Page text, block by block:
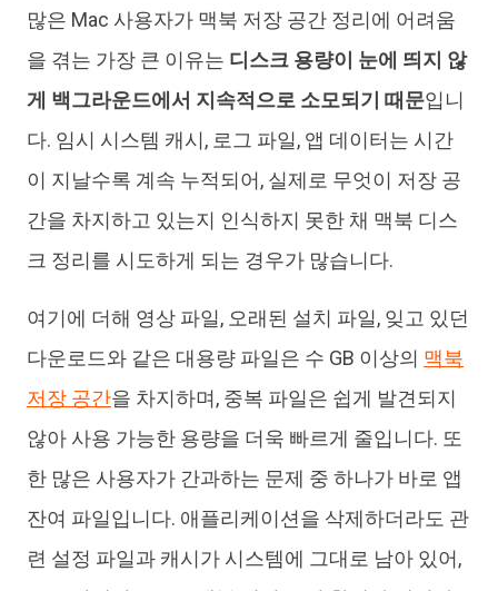
많은 Mac 사용자가 맥북 저장 공간 정리에 어려움
을 겪는 가장 큰 이유는 디스크 용량이 눈에 띄지 않
게 백그라운드에서 지속적으로 소모되기 때문입니
다. 임시 시스템 캐시, 로그 파일, 앱 데이터는 시간
이 지날수록 계속 누적되어, 실제로 무엇이 저장 공
간을 차지하고 있는지 인식하지 못한 채 맥북 디스
크 정리를 시도하게 되는 경우가 많습니다.
여기에 더해 영상 파일, 오래된 설치 파일, 잊고 있던
다운로드와 같은 대용량 파일은 수 GB 이상의 맥북
저장 공간을 차지하며, 중복 파일은 쉽게 발견되지
않아 사용 가능한 용량을 더욱 빠르게 줄입니다. 또
한 많은 사용자가 간과하는 문제 중 하나가 바로 앱
잔여 파일입니다. 애플리케이션을 삭제하더라도 관
련 설정 파일과 캐시가 시스템에 그대로 남아 있어,